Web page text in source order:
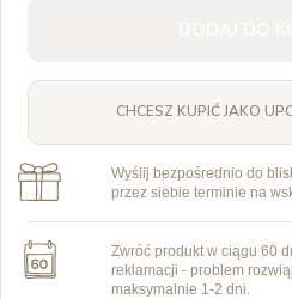
CHCESZ KUPIĆ JAKO
Wyślij bezpośrednio do
przez siebie terminie na
Zwróć produkt w ciągu 60
reklamacji - problem
maksymalnie 1-2 dni.